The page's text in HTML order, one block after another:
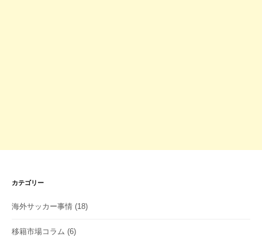
カテゴリー
海外サッカー事情 (18)
移籍市場コラム (6)